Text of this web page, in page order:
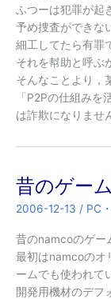
ふつーは犯罪が起
予め捜査ができな
細工してたら有罪
それを幇助と呼ぶ
そんなことより，
「P2Pの仕組みを
は詐欺になりませ
昔のゲー
2006-12-13 / PC
昔のnamcoのゲー
最初はnamcoのオ
ームでも使われて
開発用機材のデフ